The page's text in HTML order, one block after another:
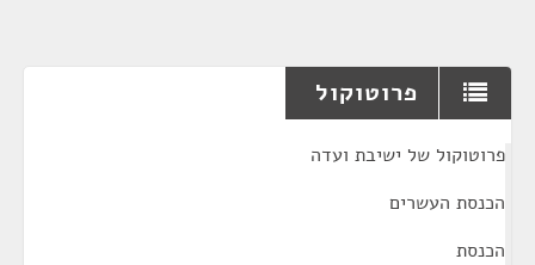
פרוטוקול
פרוטוקול של ישיבת ועדה
הכנסת העשרים
הכנסת